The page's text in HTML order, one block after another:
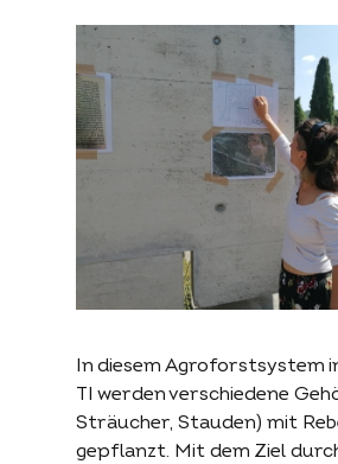
In diesem Agroforstsystem
TI werden verschiedene
Sträucher, Stauden) mit
gepflanzt. Mit dem Ziel